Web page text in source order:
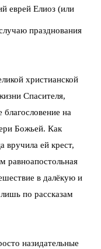
еврей Елиоз (или
празднования
христианской
Спасителя,
на
Божьей. Как
вручила ей крест,
равноапостольная
в далёкую и
по рассказам
назидательные